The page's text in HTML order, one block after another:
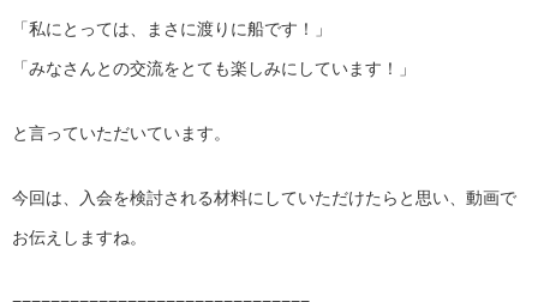
「私にとっては、まさに渡りに船です！」
「みなさんとの交流をとても楽しみにしています！」
と言っていただいています。
今回は、入会を検討される材料にしていただけたらと思い、動画で
お伝えしますね。